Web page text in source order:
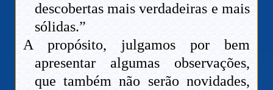
descobertas mais verdadeiras e mais
sólidas.”
A propósito, julgamos por bem
apresentar algumas observações,
que também não serão novidades,